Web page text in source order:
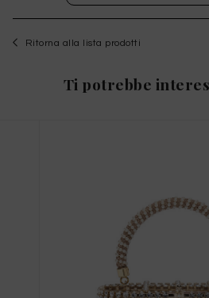
Ritorna alla lista prodotti
Ti potrebbe